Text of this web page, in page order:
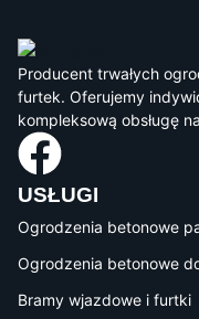
Producent trwałych
furtek. Oferujemy
kompleksową obsługę
USŁUGI
Ogrodzenia betonowe
Ogrodzenia betonowe
Bramy wjazdowe i furtki